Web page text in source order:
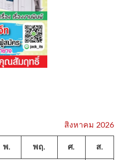
สิงหาคม 2026
พ. พฤ. ศ. ส.